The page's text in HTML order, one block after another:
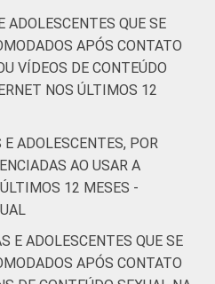
De 15 a 17
anos
59
Mais de 1
até 2 SM
47
Mais de 2
até 3 SM
Mais de 3
ADOLESCENTES QUE SE
APÓS CONTATO
VÍDEOS DE CONTEÚDO
NOS ÚLTIMOS 12
ADOLESCENTES, POR
AO USAR A
12 MESES -
E ADOLESCENTES QUE SE
APÓS CONTATO